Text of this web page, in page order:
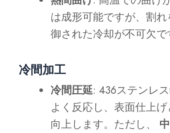
は成形可能ですが、割
御された冷却が不可欠で
冷間加工
冷間圧延: 436ステンレ
よく反応し、表面仕上
向上します。ただし、